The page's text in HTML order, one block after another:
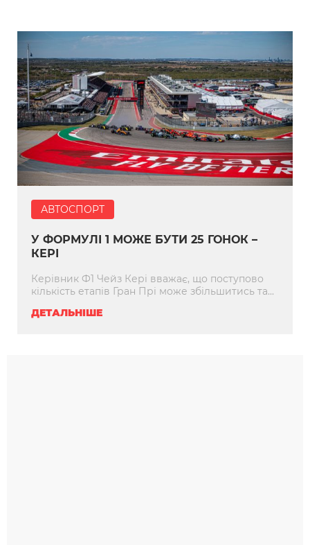
АВТОСПОРТ
У ФОРМУЛІ 1 МОЖЕ БУТИ 25 ГОНОК –
КЕРІ
Керівник Ф1 Чейз Кері вважає, що поступово
кількість етапів Гран Прі може збільшитись та...
ДЕТАЛЬНІШЕ